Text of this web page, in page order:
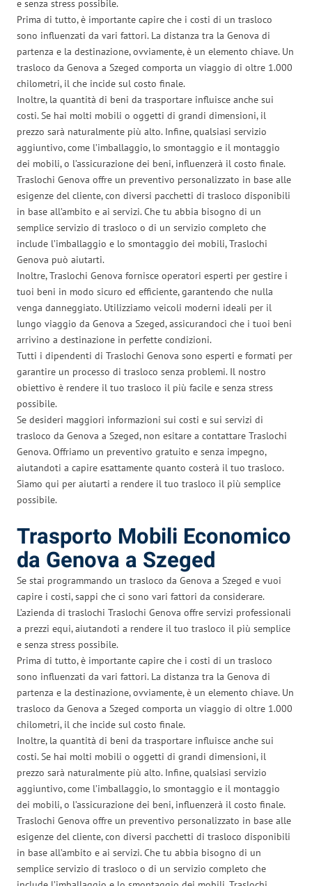
e senza stress possibile.
Prima di tutto, è importante capire che i costi di un trasloco
sono influenzati da vari fattori. La distanza tra la Genova di
partenza e la destinazione, ovviamente, è un elemento chiave. Un
trasloco da Genova a Szeged comporta un viaggio di oltre 1.000
chilometri, il che incide sul costo finale.
Inoltre, la quantità di beni da trasportare influisce anche sui
costi. Se hai molti mobili o oggetti di grandi dimensioni, il
prezzo sarà naturalmente più alto. Infine, qualsiasi servizio
aggiuntivo, come l’imballaggio, lo smontaggio e il montaggio
dei mobili, o l’assicurazione dei beni, influenzerà il costo finale.
Traslochi Genova offre un preventivo personalizzato in base alle
esigenze del cliente, con diversi pacchetti di trasloco disponibili
in base all’ambito e ai servizi. Che tu abbia bisogno di un
semplice servizio di trasloco o di un servizio completo che
include l’imballaggio e lo smontaggio dei mobili, Traslochi
Genova può aiutarti.
Inoltre, Traslochi Genova fornisce operatori esperti per gestire i
tuoi beni in modo sicuro ed efficiente, garantendo che nulla
venga danneggiato. Utilizziamo veicoli moderni ideali per il
lungo viaggio da Genova a Szeged, assicurandoci che i tuoi beni
arrivino a destinazione in perfette condizioni.
Tutti i dipendenti di Traslochi Genova sono esperti e formati per
garantire un processo di trasloco senza problemi. Il nostro
obiettivo è rendere il tuo trasloco il più facile e senza stress
possibile.
Se desideri maggiori informazioni sui costi e sui servizi di
trasloco da Genova a Szeged, non esitare a contattare Traslochi
Genova. Offriamo un preventivo gratuito e senza impegno,
aiutandoti a capire esattamente quanto costerà il tuo trasloco.
Siamo qui per aiutarti a rendere il tuo trasloco il più semplice
possibile.
Trasporto Mobili Economico
da Genova a Szeged
Se stai programmando un trasloco da Genova a Szeged e vuoi
capire i costi, sappi che ci sono vari fattori da considerare.
L’azienda di traslochi Traslochi Genova offre servizi professionali
a prezzi equi, aiutandoti a rendere il tuo trasloco il più semplice
e senza stress possibile.
Prima di tutto, è importante capire che i costi di un trasloco
sono influenzati da vari fattori. La distanza tra la Genova di
partenza e la destinazione, ovviamente, è un elemento chiave. Un
trasloco da Genova a Szeged comporta un viaggio di oltre 1.000
chilometri, il che incide sul costo finale.
Inoltre, la quantità di beni da trasportare influisce anche sui
costi. Se hai molti mobili o oggetti di grandi dimensioni, il
prezzo sarà naturalmente più alto. Infine, qualsiasi servizio
aggiuntivo, come l’imballaggio, lo smontaggio e il montaggio
dei mobili, o l’assicurazione dei beni, influenzerà il costo finale.
Traslochi Genova offre un preventivo personalizzato in base alle
esigenze del cliente, con diversi pacchetti di trasloco disponibili
in base all’ambito e ai servizi. Che tu abbia bisogno di un
semplice servizio di trasloco o di un servizio completo che